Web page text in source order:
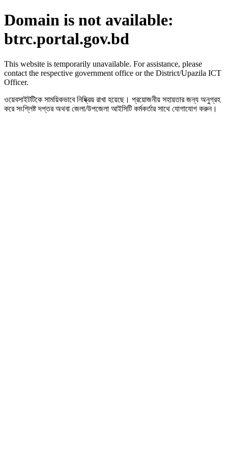
Domain is not available:
btrc.portal.gov.bd
This website is temporarily unavailable. For assistance, please
contact the respective government office or the District/Upazila ICT
Officer.
ওয়েবসাইটটিকে সাময়িকভাবে নিষ্ক্রিয় রাখা হয়েছে। প্রয়োজনীয় সহায়তার জন্য অনুগ্রহ
করে সংশ্লিষ্ট দপ্তর অথবা জেলা/উপজেলা আইসিটি কর্মকর্তার সাথে যোগাযোগ করুন।